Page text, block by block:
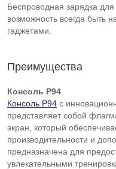
Беспроводная зарядка
возможность всегда быть
гаджетами.
Преимущества
Консоль P94
Консоль P94 с
представляет собой
экран, который
производительности и
предназначена для
увлекательными